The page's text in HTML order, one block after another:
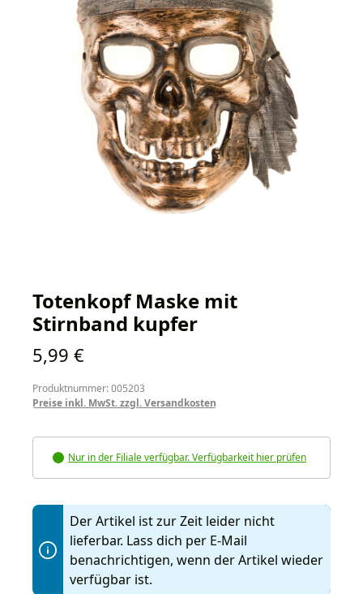
Totenkopf Maske mit
Stirnband kupfer
Regulärer Preis:
5,99 €
Produktnummer: 005203
Preise inkl. MwSt. zzgl. Versandkosten
Nur in der Filiale verfügbar. Verfügbarkeit hier prüfen
Der Artikel ist zur Zeit leider nicht
lieferbar. Lass dich per E-Mail
benachrichtigen, wenn der Artikel wieder
verfügbar ist.